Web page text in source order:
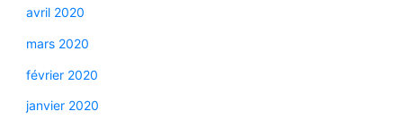
avril 2020
mars 2020
février 2020
janvier 2020